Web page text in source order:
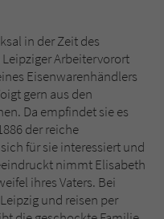
in der Zeit des
Arbeitervorort
Eisenwarenhändlers
gern aus den
Da empfindet sie es
der reiche
für sie interessiert und
nimmt Elisabeth
ihres Vaters. Bei
und reisen per
Kontaktformulars zu